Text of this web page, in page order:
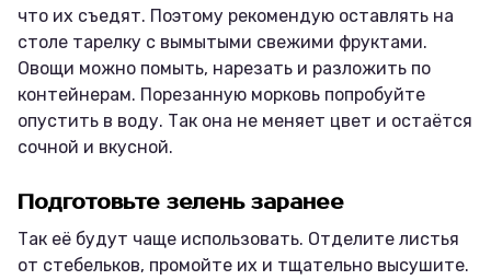
что их съедят. Поэтому рекомендую оставлять на
столе тарелку с вымытыми свежими фруктами.
Овощи можно помыть, нарезать и разложить по
контейнерам. Порезанную морковь попробуйте
опустить в воду. Так она не меняет цвет и остаётся
сочной и вкусной.
Подготовьте зелень заранее
Так её будут чаще использовать. Отделите листья
от стебельков, промойте их и тщательно высушите.